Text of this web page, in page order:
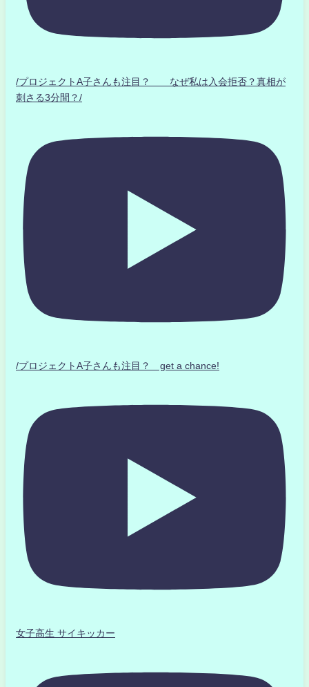
/プロジェクトA子さんも注目？ なぜ私は入会拒否？真相が
刺さる3分間？/
/プロジェクトA子さんも注目？ get a chance!
女子高生 サイキッカー